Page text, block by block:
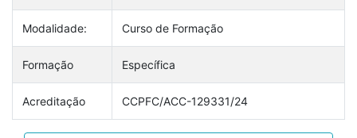
Modalidade: Curso de Formação
Formação Específica
Acreditação CCPFC/ACC-129331/24